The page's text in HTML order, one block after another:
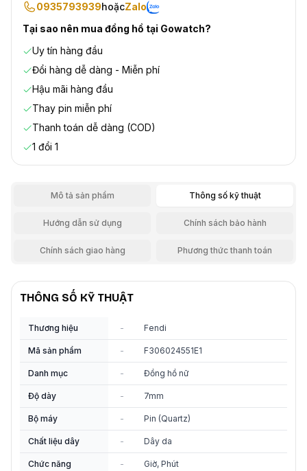
0935793939hoặcZalo
Tại sao nên mua đồng hồ tại Gowatch?
Uy tín hàng đầu
Đổi hàng dễ dàng - Miễn phí
Hậu mãi hàng đầu
Thay pin miễn phí
Thanh toán dễ dàng (COD)
1 đổi 1
Mô tả sản phẩm Thông số kỹ thuật
Hướng dẫn sử dụng Chính sách bảo hành
Chính sách giao hàng Phương thức thanh toán
THÔNG SỐ KỸ THUẬT
Thương hiệu - Fendi
Mã sản phẩm - F306024551E1
Danh mục - Đồng hồ nữ
Độ dày - 7mm
Bộ máy - Pin (Quartz)
Chất liệu dây - Dây da
Chức năng - Giờ, Phút